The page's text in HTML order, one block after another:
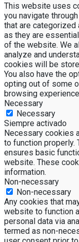
This website uses
you navigate
that are
as they are
of the website. We
analyze and
cookies will be
You also have the
opting out of some
browsing
Necessary
Necessary
Siempre activado
Necessary cookies
to function properly.
ensures basic
website. These
information.
Non-necessary
Non-necessary
Any cookies that
website to function
personal data via
termed as non-